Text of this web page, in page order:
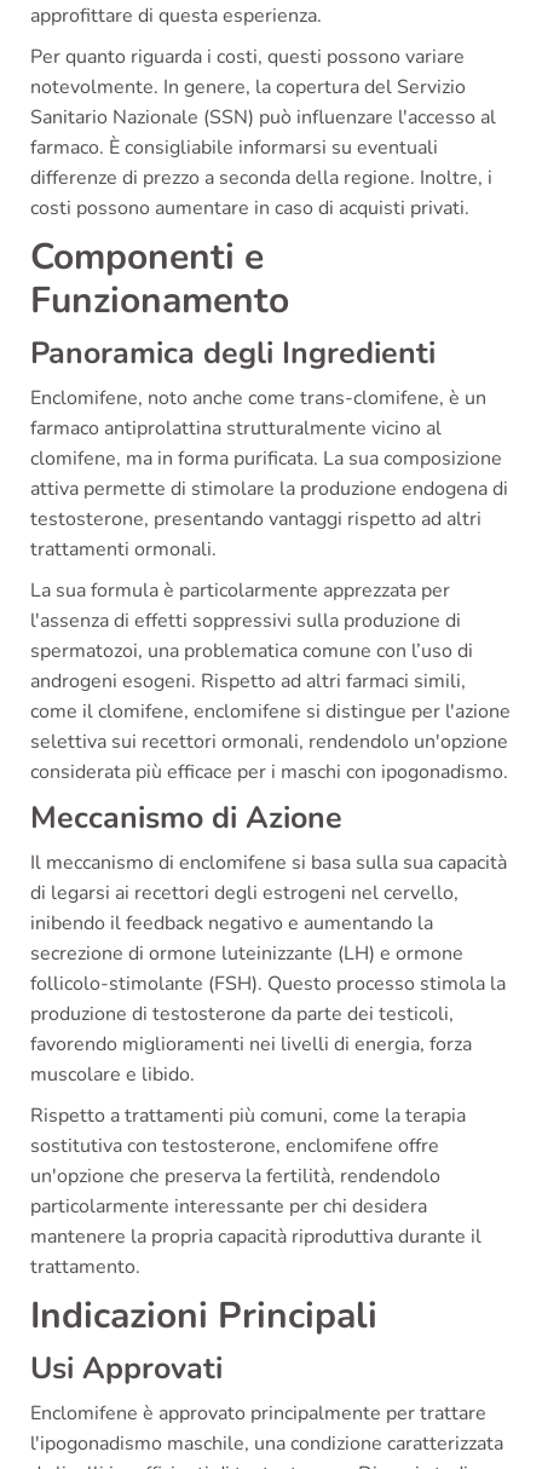
approfittare di questa esperienza.
Per quanto riguarda i costi, questi possono variare
notevolmente. In genere, la copertura del Servizio
Sanitario Nazionale (SSN) può influenzare l'accesso al
farmaco. È consigliabile informarsi su eventuali
differenze di prezzo a seconda della regione. Inoltre, i
costi possono aumentare in caso di acquisti privati.
Componenti e
Funzionamento
Panoramica degli Ingredienti
Enclomifene, noto anche come trans-clomifene, è un
farmaco antiprolattina strutturalmente vicino al
clomifene, ma in forma purificata. La sua composizione
attiva permette di stimolare la produzione endogena di
testosterone, presentando vantaggi rispetto ad altri
trattamenti ormonali.
La sua formula è particolarmente apprezzata per
l'assenza di effetti soppressivi sulla produzione di
spermatozoi, una problematica comune con l’uso di
androgeni esogeni. Rispetto ad altri farmaci simili,
come il clomifene, enclomifene si distingue per l'azione
selettiva sui recettori ormonali, rendendolo un'opzione
considerata più efficace per i maschi con ipogonadismo.
Meccanismo di Azione
Il meccanismo di enclomifene si basa sulla sua capacità
di legarsi ai recettori degli estrogeni nel cervello,
inibendo il feedback negativo e aumentando la
secrezione di ormone luteinizzante (LH) e ormone
follicolo-stimolante (FSH). Questo processo stimola la
produzione di testosterone da parte dei testicoli,
favorendo miglioramenti nei livelli di energia, forza
muscolare e libido.
Rispetto a trattamenti più comuni, come la terapia
sostitutiva con testosterone, enclomifene offre
un'opzione che preserva la fertilità, rendendolo
particolarmente interessante per chi desidera
mantenere la propria capacità riproduttiva durante il
trattamento.
Indicazioni Principali
Usi Approvati
Enclomifene è approvato principalmente per trattare
l'ipogonadismo maschile, una condizione caratterizzata